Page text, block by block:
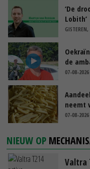
‘De
Lobith’
de
07-08-2026
neemt
07-08-2026
NIEUW OP
Valtra